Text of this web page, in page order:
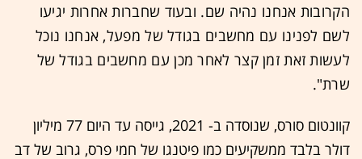
הקרובות אנחנו נהיה שם. ובעוד שחברות אחרות יגיעו
לשם לפנינו עם מחשבים בגודל של מפעל, אנחנו נוכל
לעשות זאת זמן קצר לאחר מכן עם מחשבים בגודל של
שרת".
קוונטום סורס, שנוסדה ב- 2021, גייסה עד היום 77 מיליון
דולר בלבד ממשקיעים כמו פיטנגו של חמי פרס, גרוב של דב